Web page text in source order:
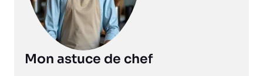
Mon astuce de chef